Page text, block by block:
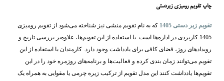
چاپ تقویم رومیزی زیردستی
تقویم زیر دستی 1405
که به نام تقویم منشی نیز شناخته می‌شود از تقویم رومیزی
1405 کاربردی در اداره‌ها است. با استفاده از این تقویم‌ها، علاوه‌بر بررسی تاریخ و
رویدادهای روز، فضای کافی برای یادداشت وجود دارد. کارمندان با استفاده از این
تقویم می‌توانند زمان بندی کرده و فعالیت‌ها و برنامه‌های روزمره خود را در این
تقویم‌ها یادداشت کنند این مدل تقویم از ترکیب زیره چرمی یا مقوایی به همراه یک